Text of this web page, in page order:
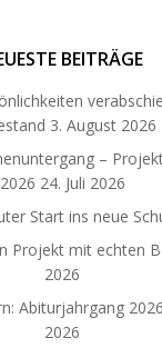
BEITRÄGE
3. August 2026
–
2026 24. Juli 2026
Start ins neue
Projekt mit echten
2026
Abiturjahrgang
2026